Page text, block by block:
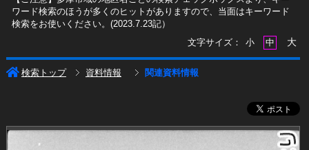
ワード検索のほうが多くのヒットがありますので、当面はキーワード
検索をお使いください。(2023.7.23記）
文字サイズ：
小 中 大
検索トップ 資料情報 関連資料情報